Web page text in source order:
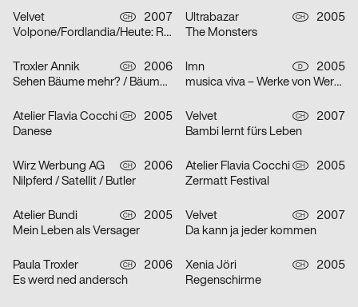
Velvet CH
2007
Volpone/Fordlandia/Heute: Raum Lumina/Die Nibelungen
Ultrabazar CH
2005
The Monsters
Troxler Annik CH
2006
Sehen Bäume mehr? / Bäume sehen Meer… / Meer Bäume Seen!
lmn D
2005
musica viva – Werke von Werner Heider, Martin Smolka und Peter Eötvös
Atelier Flavia Cocchi CH
2005
Danese
Velvet CH
2007
Bambi lernt fürs Leben
Wirz Werbung AG CH
2006
Nilpferd / Satellit / Butler
Atelier Flavia Cocchi CH
2005
Zermatt Festival
Atelier Bundi CH
2005
Mein Leben als Versager
Velvet CH
2007
Da kann ja jeder kommen
Paula Troxler CH
2006
Es werd ned andersch
Xenia Jöri CH
2005
Regenschirme